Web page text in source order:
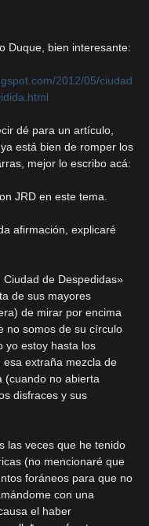
Duque, bien interesante:
2012/05/ciudad
dé para un artículo,
está bien de romper los
mejor lo escribo acá:
JRD en este tema.
afirmación, explicaré
de Despedidas»
de sus mayores
de mirar por encima
no somos de su círculo
yo estoy hasta los
extraña mezcla de
(cuando no abierta
disfraces y sus
las veces que he tenido
(no mencionaré que
foráneos para que no
con una
el haber